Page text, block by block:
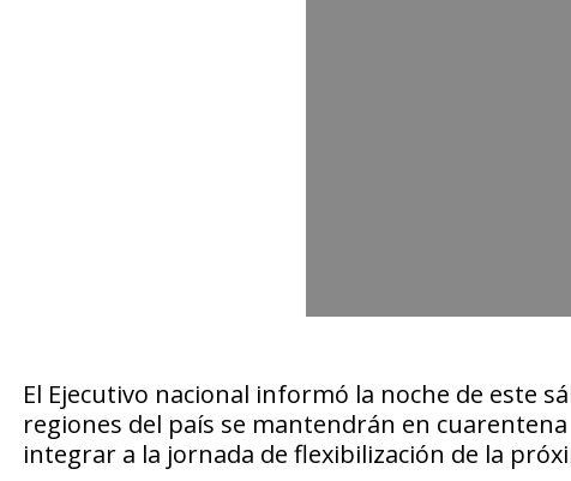
El Ejecutivo nacional informó la noche de este
regiones del país se mantendrán en
integrar a la jornada de flexibilización de la